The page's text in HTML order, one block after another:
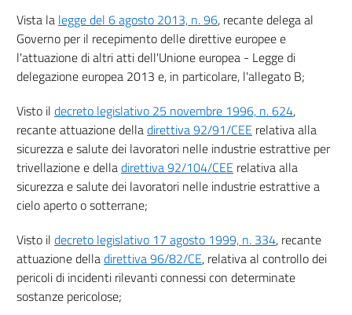
23
24
25
26
27
Capo IV
Sanzioni, disposizioni finanziarie e transitorie ed abrogazioni
28
30
31
32
Vista la legge del 6 agosto 2013, n. 96, recante delega al
Governo per il recepimento delle direttive europee e
l'attuazione di altri atti dell'Unione europea - Legge di
delegazione europea 2013 e, in particolare, l'allegato B;
Visto il decreto legislativo 25 novembre 1996, n. 624,
recante attuazione delladirettiva 92/91/CEE relativa alla
sicurezza e salute dei lavoratori nelle industrie estrattive per
trivellazione e delladirettiva 92/104/CEE relativa alla
sicurezza e salute dei lavoratori nelle industrie estrattive a
cielo aperto o sotterrane;
Visto il decreto legislativo 17 agosto 1999, n. 334, recante
attuazione delladirettiva 96/82/CE, relativa al controllo dei
pericoli di incidenti rilevanti connessi con determinate
sostanze pericolose;